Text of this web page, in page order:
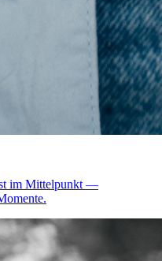
im Mittelpunkt —